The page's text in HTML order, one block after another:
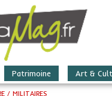
Patrimoine Art &
/ MILITAIRES